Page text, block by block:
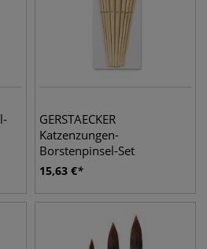
GERSTAECKER
Katzenzungen-
Borstenpinsel-Set
15,63 €